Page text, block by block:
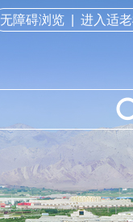
无障碍浏览 进入适